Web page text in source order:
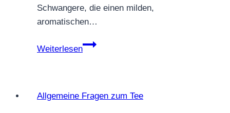
Schwangere, die einen milden,
aromatischen…
Weiterlesen
Rooibostee
Allgemeine Fragen zum Tee